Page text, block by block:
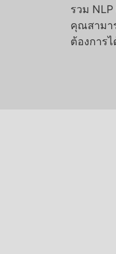
รวม
คุณสามา
ต้องการ